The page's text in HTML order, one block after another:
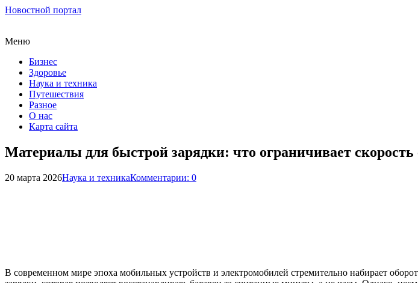
Новостной портал
Меню
Бизнес
Здоровье
Наука и техника
Путешествия
Разное
О нас
Карта сайта
Материалы для быстрой зарядки: что ограничивает скорость
20 марта 2026Наука и техникаКомментарии: 0
В современном мире эпоха мобильных устройств и электромобилей стремительно набирает